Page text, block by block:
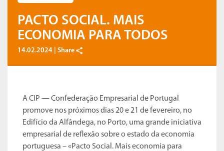
PACTO SOCIAL. MAIS
ECONOMIA PARA TODOS
14.02.2024 | Share
A CIP — Confederação Empresarial de Portugal
promove nos próximos dias 20 e 21 de fevereiro, no
Edifício da Alfândega, no Porto, uma grande iniciativa
empresarial de reflexão sobre o estado da economia
portuguesa – «Pacto Social. Mais economia para